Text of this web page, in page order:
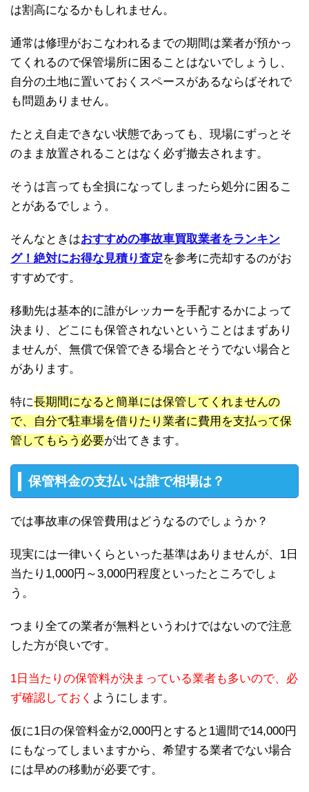
は割高になるかもしれません。
通常は修理がおこなわれるまでの期間は業者が預かっ
てくれるので保管場所に困ることはないでしょうし、
自分の土地に置いておくスペースがあるならばそれで
も問題ありません。
たとえ自走できない状態であっても、現場にずっとそ
のまま放置されることはなく必ず撤去されます。
そうは言っても全損になってしまったら処分に困るこ
とがあるでしょう。
そんなときはおすすめの事故車買取業者をランキン
グ！絶対にお得な見積り査定を参考に売却するのがお
すすめです。
移動先は基本的に誰がレッカーを手配するかによって
決まり、どこにも保管されないということはまずあり
ませんが、無償で保管できる場合とそうでない場合と
があります。
特に長期間になると簡単には保管してくれませんの
で、自分で駐車場を借りたり業者に費用を支払って保
管してもらう必要が出てきます。
保管料金の支払いは誰で相場は？
では事故車の保管費用はどうなるのでしょうか？
現実には一律いくらといった基準はありませんが、1日
当たり1,000円～3,000円程度といったところでしょ
う。
つまり全ての業者が無料というわけではないので注意
した方が良いです。
1日当たりの保管料が決まっている業者も多いので、必
ず確認しておく ようにします。
仮に1日の保管料金が2,000円とすると1週間で14,000円
にもなってしまいますから、希望する業者でない場合
には早めの移動が必要です。